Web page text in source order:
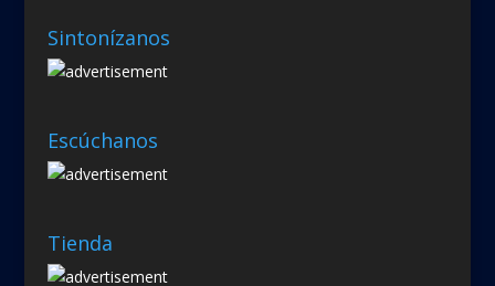
Sintonízanos
Escúchanos
Tienda